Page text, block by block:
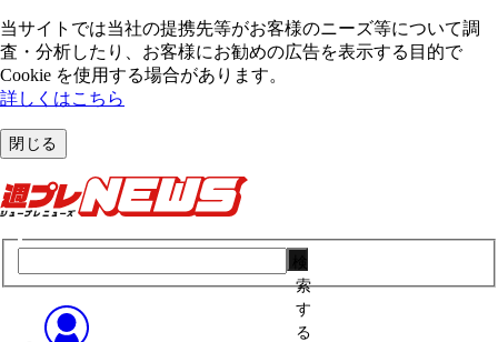
当サイトでは当社の提携先等がお客様のニーズ等について調
査・分析したり、お客様にお勧めの広告を表⽰する⽬的で
Cookie を使⽤する場合があります。
詳しくはこちら
閉じる
索
す
る